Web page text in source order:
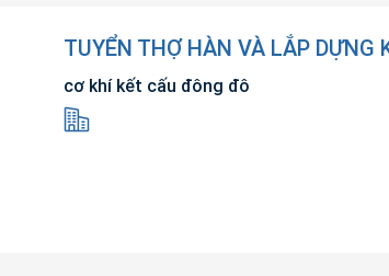
TUYỂN THỢ HÀN VÀ LẮP DỰNG
cơ khí kết cấu đông đô